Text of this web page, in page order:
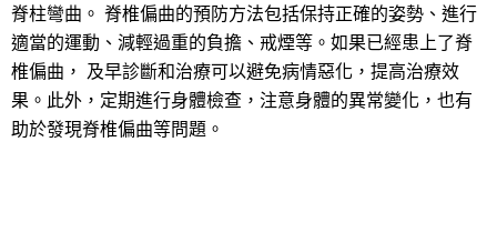
脊柱彎曲。 脊椎偏曲的預防方法包括保持正確的姿勢、進行
適當的運動、減輕過重的負擔、戒煙等。如果已經患上了脊
椎偏曲， 及早診斷和治療可以避免病情惡化，提高治療效
果。此外，定期進行身體檢查，注意身體的異常變化，也有
助於發現脊椎偏曲等問題。